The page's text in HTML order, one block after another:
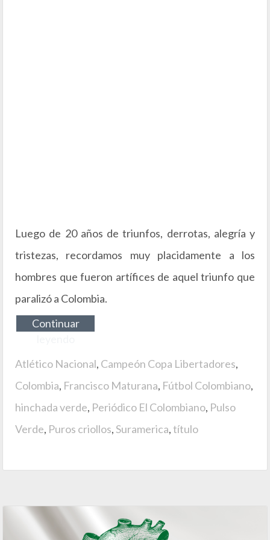
Luego de 20 años de triunfos, derrotas, alegría y
tristezas, recordamos muy placidamente a los
hombres que fueron artífices de aquel triunfo que
paralizó a Colombia.
Continuar
Atlético Nacional, Campeón Copa Libertadores,
Colombia, Francisco Maturana, Fútbol Colombiano,
hinchada verde, Periódico El Colombiano, Pulso
Verde, Puros criollos,Suramerica,título